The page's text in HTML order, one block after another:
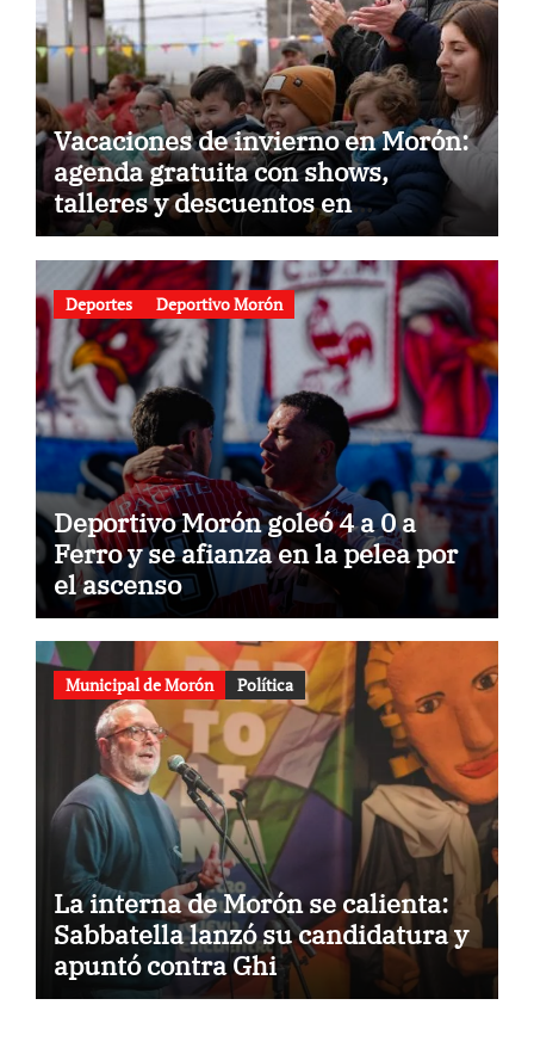
Vacaciones de invierno en Morón:
agenda gratuita con shows,
talleres y descuentos en
gastronomía
Deportes Deportivo Morón
Deportivo Morón goleó 4 a 0 a
Ferro y se afianza en la pelea por
el ascenso
Municipal de Morón Política
La interna de Morón se calienta:
Sabbatella lanzó su candidatura y
apuntó contra Ghi